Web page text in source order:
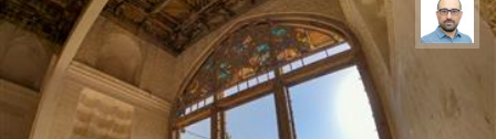
بابک ارجمندی